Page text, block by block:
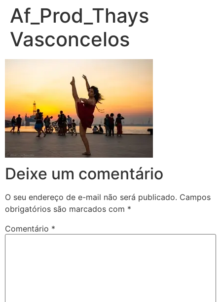
Af_Prod_Thays
Vasconcelos
Deixe um comentário
O seu endereço de e-mail não será publicado. Campos
obrigatórios são marcados com *
Comentário *